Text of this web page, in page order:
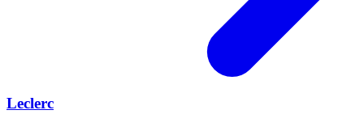
Leclerc